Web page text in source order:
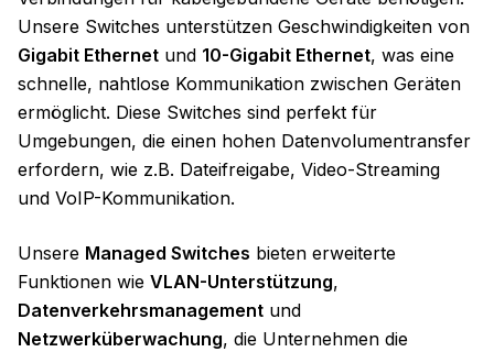
Unsere Switches unterstützen Geschwindigkeiten von
Gigabit Ethernet und 10-Gigabit Ethernet, was eine
schnelle, nahtlose Kommunikation zwischen Geräten
ermöglicht. Diese Switches sind perfekt für
Umgebungen, die einen hohen Datenvolumentransfer
erfordern, wie z.B. Dateifreigabe, Video-Streaming
und VoIP-Kommunikation.
Unsere Managed Switches bieten erweiterte
Funktionen wie VLAN-Unterstützung,
Datenverkehrsmanagement und
Netzwerküberwachung, die Unternehmen die